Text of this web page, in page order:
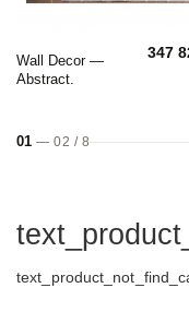
Wall Decor —
Abstract.
347
01 —02 / 8